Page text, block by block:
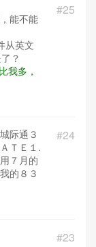
#25
能不能
从英文
？
我多，
#24
际通３
ＴＥ１.
７月的
的８３
#23